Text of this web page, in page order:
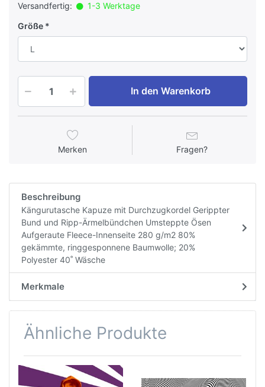
Versandfertig:
1-3 Werktage
Größe
In den Warenkorb
Merken Fragen?
Beschreibung
Kängurutasche Kapuze mit Durchzugkordel Gerippter
Bund und Ripp-Ärmelbündchen Umsteppte Ösen
Aufgeraute Fleece-Innenseite 280 g/m2 80%
gekämmte, ringgesponnene Baumwolle; 20%
Polyester 40˚ Wäsche
Merkmale
Ähnliche Produkte